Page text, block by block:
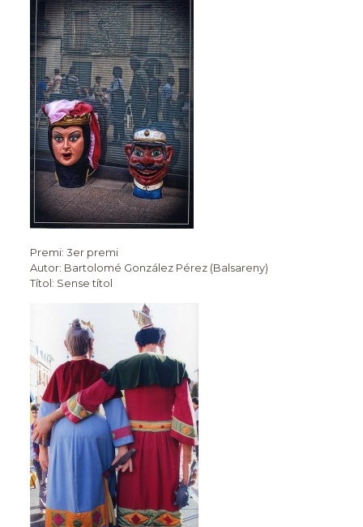
Premi: 3er premi
Autor: Bartolomé González Pérez (Balsareny)
Títol: Sense títol